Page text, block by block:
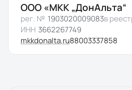
ООО «МКК „ДонАльта“
рег. № 1903020009083в
ИНН 3662267749
mkkdonalta.ru88003337858